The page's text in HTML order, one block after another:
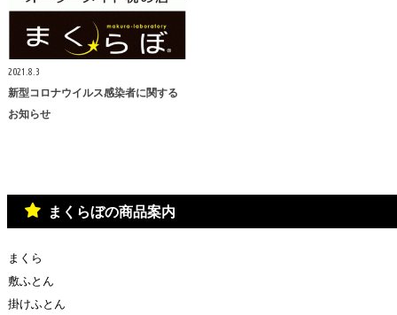
2021.8.3
新型コロナウイルス感染者に関する
お知らせ
まくらぼの商品案内
まくら
敷ふとん
掛けふとん